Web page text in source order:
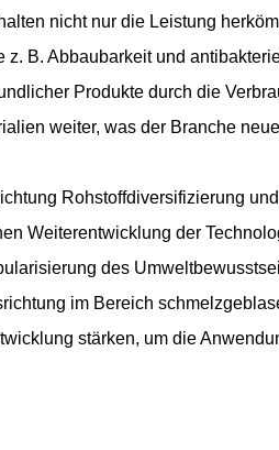
nicht nur die Leistung
B. Abbaubarkeit und
Produkte durch die
weiter, was der Branche
Rohstoffdiversifizierung
Weiterentwicklung der
des
im Bereich
stärken, um die